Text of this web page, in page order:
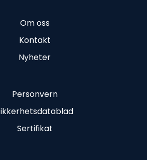
Om oss
Kontakt
Nyheter
Personvern
Sertifikat